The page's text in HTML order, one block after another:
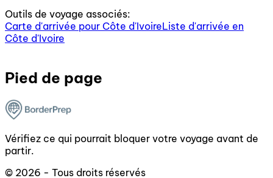
Outils de voyage associés:
Carte d'arrivée pour Côte d'IvoireListe d'arrivée en
Côte d'Ivoire
Pied de page
Vérifiez ce qui pourrait bloquer votre voyage avant de
partir.
© 2026 - Tous droits réservés